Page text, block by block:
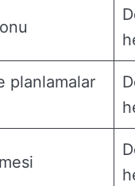
planlamalar